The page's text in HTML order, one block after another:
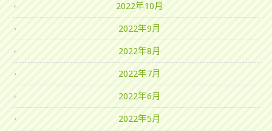
2022年10月
2022年9月
2022年8月
2022年7月
2022年6月
2022年5月